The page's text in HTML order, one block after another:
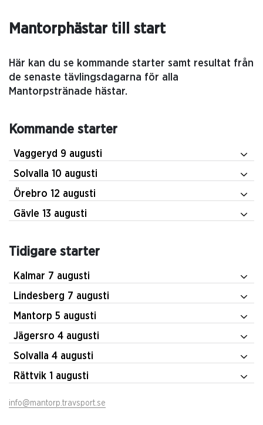
Mantorphästar till start
Här kan du se kommande starter samt resultat från
de senaste tävlingsdagarna för alla
Mantorpstränade hästar.
Kommande starter
Vaggeryd 9 augusti
Solvalla 10 augusti
Örebro 12 augusti
Gävle 13 augusti
Tidigare starter
Kalmar 7 augusti
Lindesberg 7 augusti
Mantorp 5 augusti
Jägersro 4 augusti
Solvalla 4 augusti
Rättvik 1 augusti
info@mantorp.travsport.se